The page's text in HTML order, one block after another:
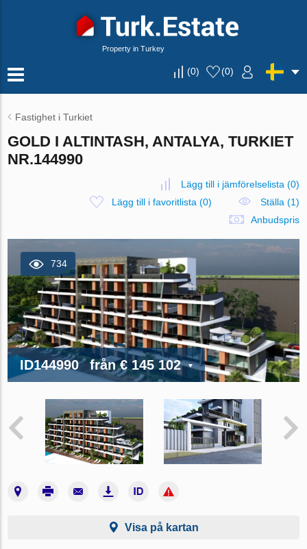
Property in Turkey
(0) (0)
Fastighet i Turkiet
GOLD I ALTINTASH, ANTALYA, TURKIET
NR.144990
Lägg till i jämförelselista (0)
Lägg till i favoritlista (0)
Ställa (1)
Anbudspris
734
ID144990 från€ 145 102
Visa på kartan